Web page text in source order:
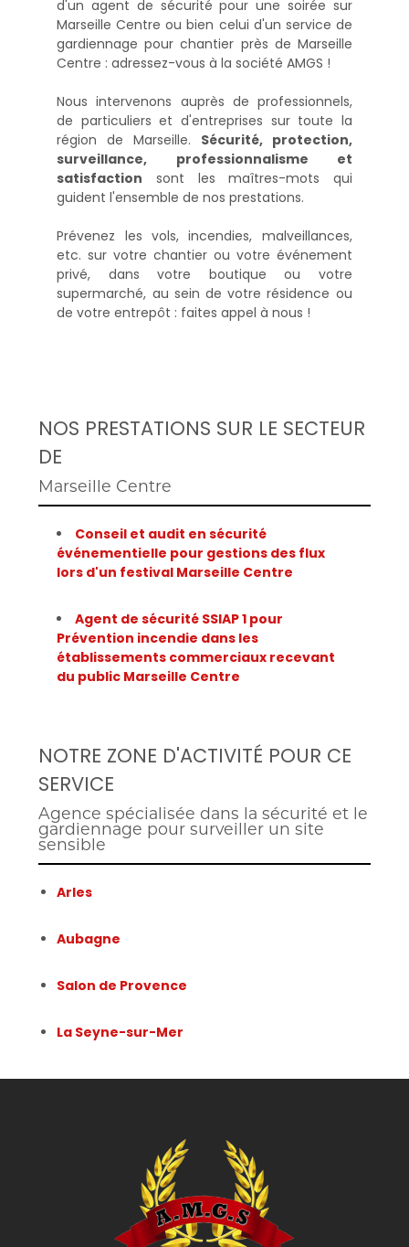
d'un agent de sécurité pour une soirée sur
Marseille Centre ou bien celui d'un service de
gardiennage pour chantier près de Marseille
Centre : adressez-vous à la société AMGS !
Nous intervenons auprès de professionnels,
de particuliers et d'entreprises sur toute la
région de Marseille. Sécurité, protection,
surveillance, professionnalisme et
satisfaction sont les maîtres-mots qui
guident l'ensemble de nos prestations.
Prévenez les vols, incendies, malveillances,
etc. sur votre chantier ou votre événement
privé, dans votre boutique ou votre
supermarché, au sein de votre résidence ou
de votre entrepôt : faites appel à nous !
NOS PRESTATIONS SUR LE SECTEUR
DE
Marseille Centre
Conseil et audit en sécurité
événementielle pour gestions des flux
lors d'un festival Marseille Centre
Agent de sécurité SSIAP 1 pour
Prévention incendie dans les
établissements commerciaux recevant
du public Marseille Centre
NOTRE ZONE D'ACTIVITÉ POUR CE
SERVICE
Agence spécialisée dans la sécurité et le
gardiennage pour surveiller un site
sensible
Arles
Aubagne
Salon de Provence
La Seyne-sur-Mer